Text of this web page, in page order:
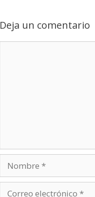
Deja un comentario